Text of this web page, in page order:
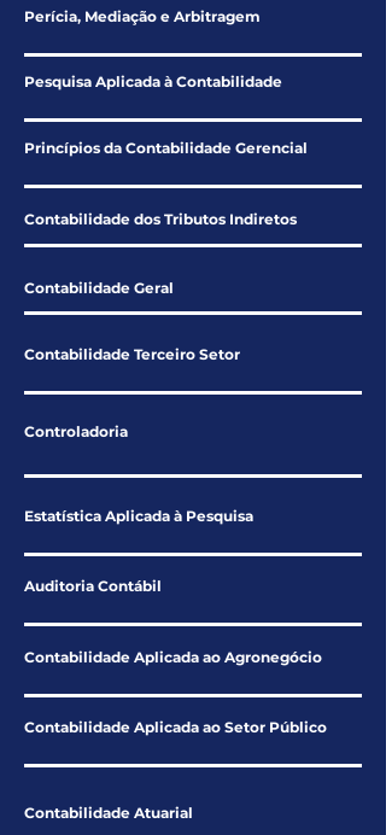
Perícia, Mediação e Arbitragem
Pesquisa Aplicada à Contabilidade
Princípios da Contabilidade Gerencial
Contabilidade dos Tributos Indiretos
Contabilidade Geral
Contabilidade Terceiro Setor
Controladoria
Estatística Aplicada à Pesquisa
Auditoria Contábil
Contabilidade Aplicada ao Agronegócio
Contabilidade Aplicada ao Setor Público
Contabilidade Atuarial